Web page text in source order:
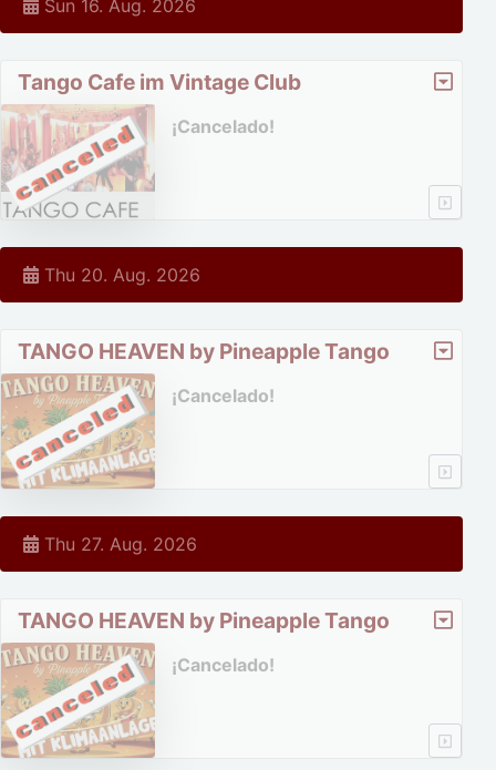
Sun 16. Aug. 2026
Tango Cafe im Vintage Club
¡Cancelado!
Thu 20. Aug. 2026
TANGO HEAVEN by Pineapple Tango
¡Cancelado!
Thu 27. Aug. 2026
TANGO HEAVEN by Pineapple Tango
¡Cancelado!